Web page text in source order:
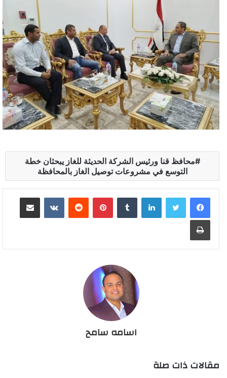
محافظ قنا ورئيس الشركة الحديثة للغاز يبحثان خطة
التوسع في مشروعات توصيل الغاز بالمحافظة
لينكدإن بينتيريست مشاركة عبر البريد
طباعة
اسامه سامح
مقالات ذات صلة